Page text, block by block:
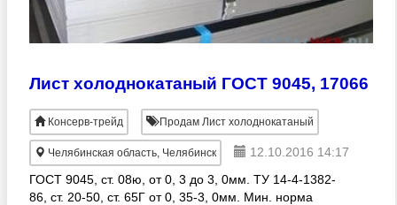
Лист холоднокатаный ГОСТ 9045, 17066
Консерв-трейд Продам Лист холоднокатаный
Челябинская область, Челябинск
12.10.2016 14:17
ГОСТ 9045, ст. 08ю, от 0, 3 до 3, 0мм. ТУ 14-4-1382-
86, ст. 20-50, ст. 65Г от 0, 35-3, 0мм. Мин. норма